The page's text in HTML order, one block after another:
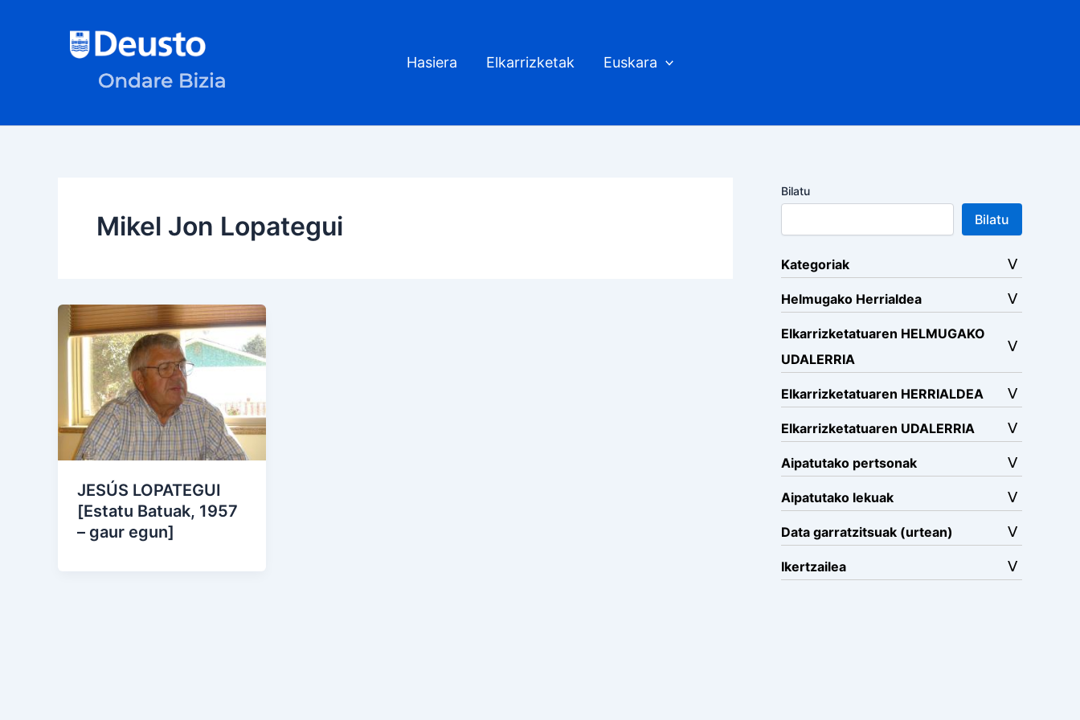
Hasiera Elkarrizketak Euskara
Mikel Jon Lopategui
JESÚS LOPATEGUI
[Estatu Batuak, 1957
– gaur egun]
Bilatu
Bilatu
Kategoriak
Helmugako Herrialdea
Elkarrizketatuaren HELMUGAKO
UDALERRIA
Elkarrizketatuaren HERRIALDEA
Elkarrizketatuaren UDALERRIA
Aipatutako pertsonak
Aipatutako lekuak
Data garratzitsuak (urtean)
Ikertzailea